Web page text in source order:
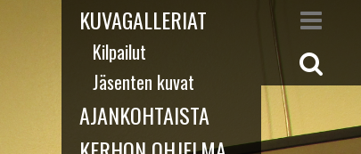
KUVAGALLERIAT
Kilpailut
Jäsenten kuvat
AJANKOHTAISTA